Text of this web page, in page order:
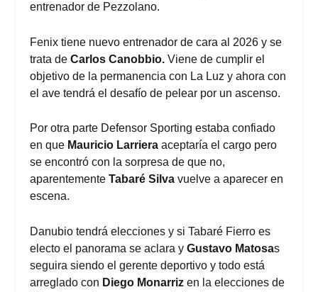
entrenador de Pezzolano.
Fenix tiene nuevo entrenador de cara al 2026 y se
trata deCarlos Canobbio. Viene de cumplir el
objetivo de la permanencia con La Luz y ahora con
el ave tendrá el desafío de pelear por un ascenso.
Por otra parte Defensor Sporting estaba confiado
en que Mauricio Larriera aceptaría el cargo pero
se encontró con la sorpresa de que no,
aparentementeTabaré Silvavuelve a aparecer en
escena.
Danubio tendrá elecciones y si Tabaré Fierro es
electo el panorama se aclara yGustavo Matosas
seguira siendo el gerente deportivo y todo está
arreglado con Diego Monarriz en la elecciones de